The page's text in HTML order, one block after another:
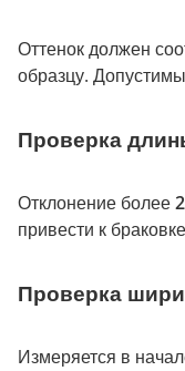
Оттенок должен
образцу.
Проверка
Отклонение более
привести к
Проверка
Измеряется в